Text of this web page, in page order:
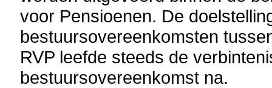
voor Pensioenen. De
bestuursovereenkomsten
RVP leefde steeds de
bestuursovereenkomst na.